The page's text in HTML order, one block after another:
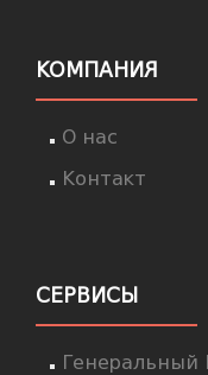
КОМПАНИЯ
О нас
Контакт
СЕРВИСЫ
Генеральный